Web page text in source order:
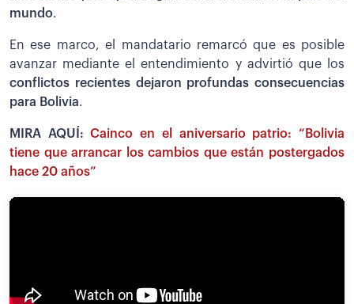
mundo.
En ese marco, el mandatario remarcó que es posible
avanzar mediante el entendimiento y advirtió que los
conflictos recientes dejaron profundas consecuencias
para Bolivia.
MIRA AQUÍ:Cainco en el aniversario patrio: “Bolivia
tiene que arrancar los cambios que están postergados
hace 20 años”